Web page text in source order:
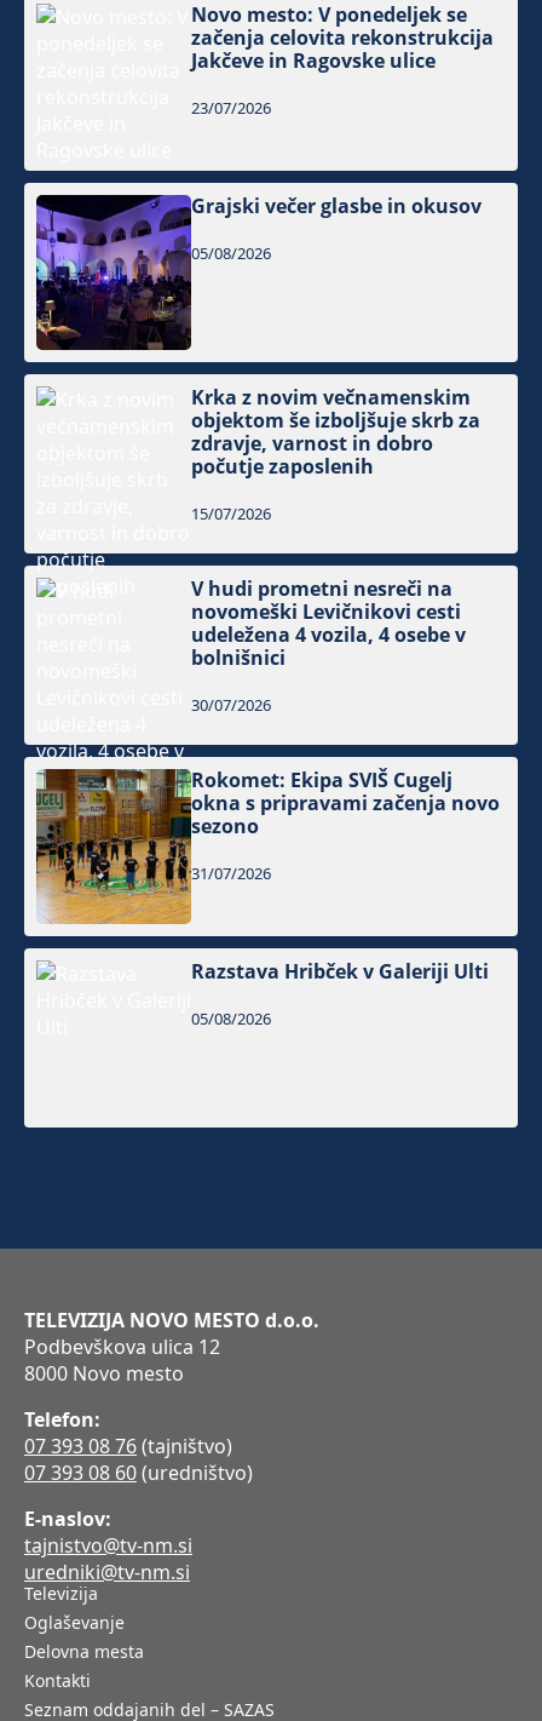
Novo mesto: V ponedeljek se
začenja celovita rekonstrukcija
Jakčeve in Ragovske ulice
23/07/2026
Grajski večer glasbe in okusov
05/08/2026
Krka z novim večnamenskim
objektom še izboljšuje skrb za
zdravje, varnost in dobro
počutje zaposlenih
15/07/2026
V hudi prometni nesreči na
novomeški Levičnikovi cesti
udeležena 4 vozila, 4 osebe v
bolnišnici
30/07/2026
Rokomet: Ekipa SVIŠ Cugelj
okna s pripravami začenja novo
sezono
31/07/2026
Razstava Hribček v Galeriji Ulti
05/08/2026
TELEVIZIJA NOVO MESTO d.o.o.
Podbevškova ulica 12
8000 Novo mesto
Telefon:
07 393 08 76(tajništvo)
07 393 08 60(uredništvo)
E-naslov:
tajnistvo@tv-nm.si
uredniki@tv-nm.si
Televizija
Oglaševanje
Delovna mesta
Kontakti
Seznam oddajanih del – SAZAS